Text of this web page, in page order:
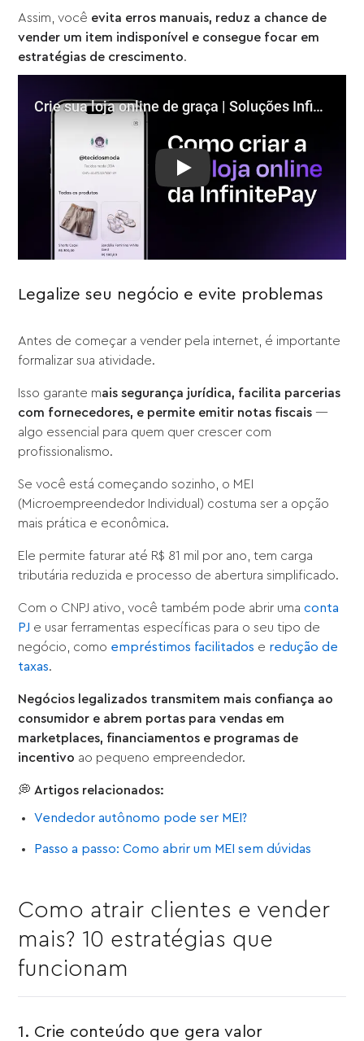
Assim, você evita erros manuais, reduz a chance de
vender um item indisponível e consegue focar em
estratégias de crescimento.
Play: Crie sua loja online de
Legalize seu negócio e evite problemas
Antes de começar a vender pela internet, é importante
formalizar sua atividade.
Isso garante mais segurança jurídica, facilita parcerias
com fornecedores, e permite emitir notas fiscais —
algo essencial para quem quer crescer com
profissionalismo.
Se você está começando sozinho, o MEI
(Microempreendedor Individual) costuma ser a opção
mais prática e econômica.
Ele permite faturar até R$ 81 mil por ano, tem carga
tributária reduzida e processo de abertura simplificado.
Com o CNPJ ativo, você também pode abrir umaconta
PJ e usar ferramentas específicas para o seu tipo de
negócio, como empréstimos facilitados e redução de
taxas.
Negócios legalizados transmitem mais confiança ao
consumidor e abrem portas para vendas em
marketplaces, financiamentos e programas de
incentivo ao pequeno empreendedor.
💭 Artigos relacionados:
Vendedor autônomo pode ser MEI?
Passo a passo: Como abrir um MEI sem dúvidas
Como atrair clientes e vender
mais? 10 estratégias que
funcionam
1. Crie conteúdo que gera valor